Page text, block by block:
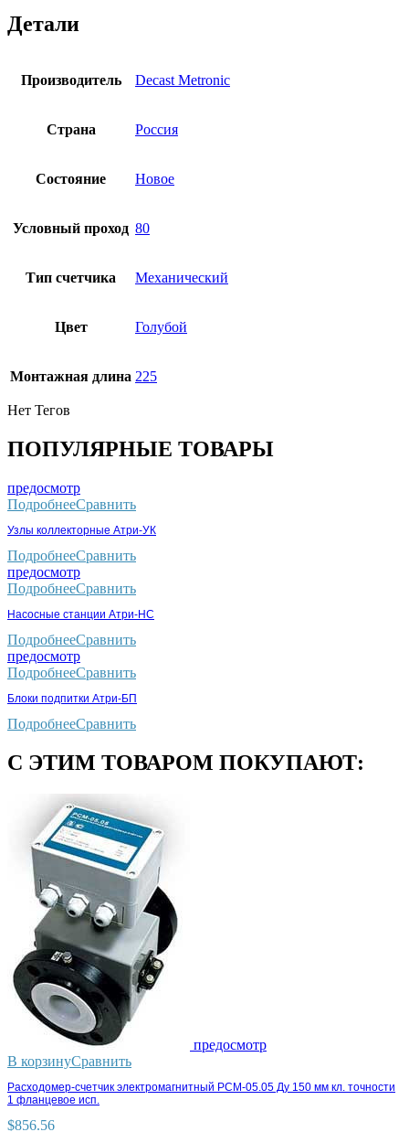
Детали
Производитель Decast Metronic
Страна Россия
Состояние Новое
Условный проход 80
Тип счетчика Механический
Цвет Голубой
Монтaжнaя длинa 225
Нет Тегов
ПОПУЛЯРНЫЕ ТОВАРЫ
предосмотр
ПодробнееСравнить
Узлы коллекторные Атри-УК
ПодробнееСравнить
предосмотр
ПодробнееСравнить
Насосные станции Атри-НС
ПодробнееСравнить
предосмотр
ПодробнееСравнить
Блоки подпитки Атри-БП
ПодробнееСравнить
С ЭТИМ ТОВАРОМ ПОКУПАЮТ:
предосмотр
В корзинуСравнить
Расходомер-счетчик электромагнитный РСМ-05.05 Ду 150 мм кл. точности
1 фланцевое исп.
$856.56